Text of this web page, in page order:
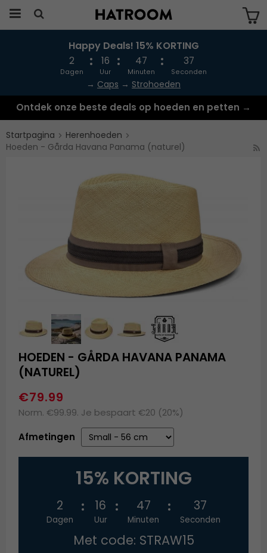
Produkten har blivit tillagd i varukorgen
Happy Deals! 15% KORTING
2
Dagen
16
Uur
47
Minuten
37
Seconden
→ Caps → Strohoeden
Ontdek onze beste deals op hoeden en petten →
Startpagina
Herenhoeden
Hoeden - Gårda Havana Panama (naturel)
HOEDEN - GÅRDA HAVANA PANAMA
(NATUREL)
€79.99
Norm. €99.99. Je bespaart €20 (20%)
Afmetingen
15% KORTING
2
Dagen
16
Uur
47
Minuten
37
Seconden
Met code: STRAW15